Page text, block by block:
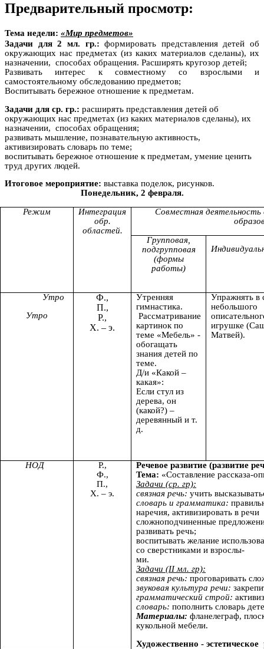
Предварительный просмотр:
Тема недели: «Мир предметов»
Задачи для 2 мл. гр.:формировать представления детей об
окружающих нас предметах (из каких материалов сделаны), их
назначении, способах обращения. Расширять кругозор детей;
Развивать интерес к совместному со взрослыми и
самостоятельному обследованию предметов;
Воспитывать бережное отношение к предметам.
Задачи для ср. гр.: расширять представления детей об
окружающих нас предметах (из каких материалов сделаны), их
назначении, способах обращения;
развивать мышление, познавательную активность,
активизировать словарь по теме;
воспитывать бережное отношение к предметам, умение ценить
труд других людей.
Итоговое мероприятие: выставка поделок, рисунков.
Понедельник, 2 февраля.
Режим
Интеграция
обр.
областей.
Совместная деятельность
Групповая,
подгрупповая
(формы
работы)
Утро
Утро
Ф.,
П.,
Р.,
Х. – э.
Утренняя
гимнастика.
Рассматривание
картинок по
теме «Мебель» -
обогащать
знания детей по
теме.
Д/и «Какой –
какая»:
Если стул из
дерева, он
(какой?) –
деревянный и т.
д.
Упражнять в
небольшого
игрушке
Матвей).
НОД
Р.,
Ф.,
П.,
Х. – э.
Речевое развитие (развитие
Тема: «Составление рассказа-
Задачи (ср. гр):
связная речь: учить
словарь и грамматика:
наречия, активизировать в речи
сложноподчиненные
развивать речь;
воспитывать желание
со сверстниками и взрослы-
ми.
Задачи (II мл. гр):
связная речь: проговаривать
звуковая культура речи:
грамматический строй:
словарь: пополнить словарь
Материалы: фланелеграф,
кукольной мебели.
Художественно -